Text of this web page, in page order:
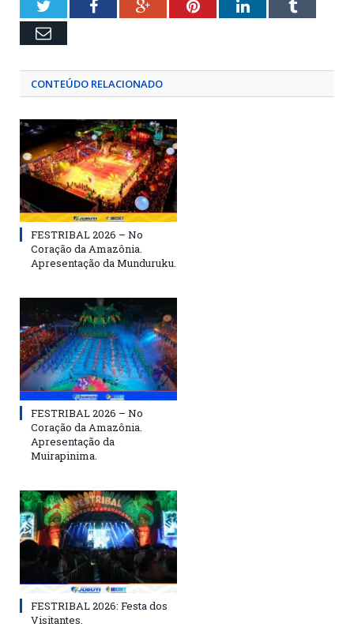
TwitterFacebookGoogle+PinterestLinkedInTumblr
Email
CONTEÚDO RELACIONADO
FESTRIBAL 2026 – No
Coração da Amazônia.
Apresentação da Munduruku.
FESTRIBAL 2026 – No
Coração da Amazônia.
Apresentação da
Muirapinima.
FESTRIBAL 2026: Festa dos
Visitantes.